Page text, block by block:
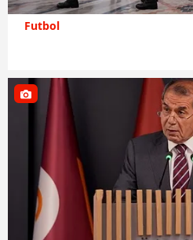
Futbol